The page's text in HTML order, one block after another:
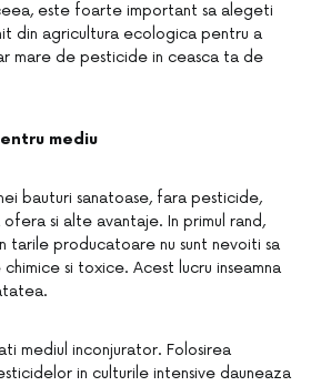
este foarte important sa alegeti
din agricultura ecologica pentru a
mare de pesticide in ceasca ta de
mediu
bauturi sanatoase, fara pesticide,
si alte avantaje. In primul rand,
tarile producatoare nu sunt nevoiti sa
si toxice. Acest lucru inseamna
mediul inconjurator. Folosirea
in culturile intensive dauneaza